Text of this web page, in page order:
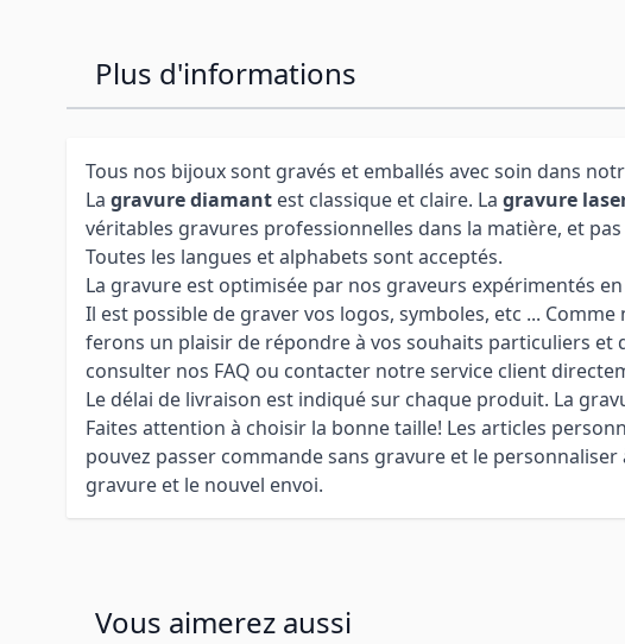
Plus d'informations
Tous nos bijoux sont gravés et emballés avec soin dans
La gravure diamant est classique et claire. La gravure
véritables gravures professionnelles dans la matière, et
Toutes les langues et alphabets sont acceptés.
La gravure est optimisée par nos graveurs expérimentés
Il est possible de graver vos logos, symboles, etc ...
ferons un plaisir de répondre à vos souhaits particuliers
consulter nos FAQ ou contacter notre service client
Le délai de livraison est indiqué sur chaque produit. La
Faites attention à choisir la bonne taille! Les articles
pouvez passer commande sans gravure et le
gravure et le nouvel envoi.
Vous aimerez aussi